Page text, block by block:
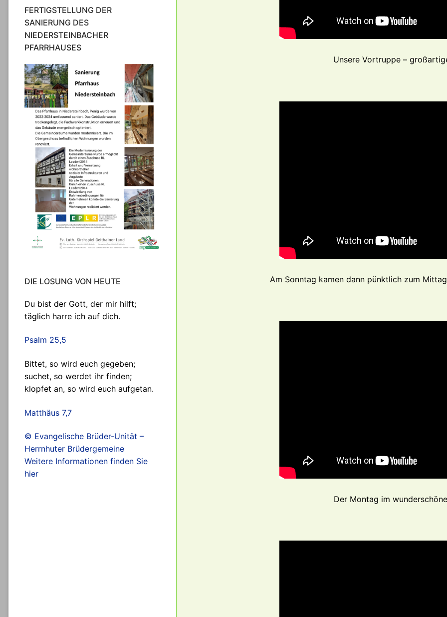
Unsere Vortruppe –
Am Sonntag kamen dann pünktlich zum
Der Montag im
FERTIGSTELLUNG DER
SANIERUNG DES
NIEDERSTEINBACHER
PFARRHAUSES
DIE LOSUNG VON HEUTE
Du bist der Gott, der mir hilft;
täglich harre ich auf dich.
Psalm 25,5
Bittet, so wird euch gegeben;
suchet, so werdet ihr finden;
klopfet an, so wird euch aufgetan.
Matthäus 7,7
© Evangelische Brüder-Unität –
Herrnhuter Brüdergemeine
Weitere Informationen finden Sie
hier